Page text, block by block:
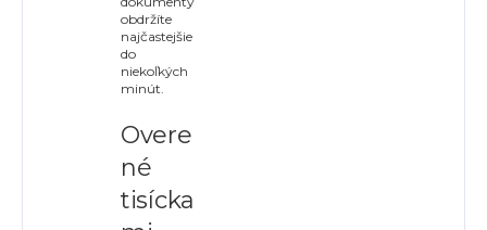
obdržíte
najčastejšie
do
niekoľkých
minút.
Overe
né
tisícka